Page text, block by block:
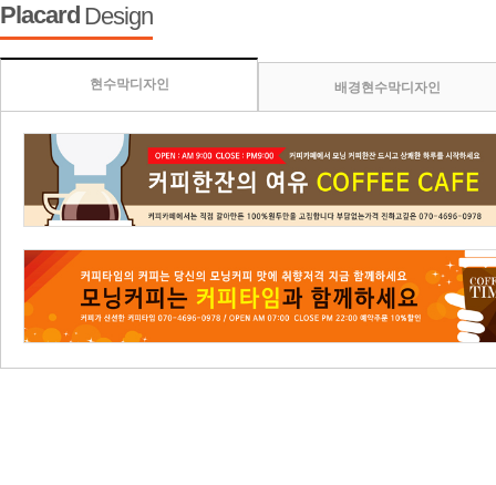
Placard Design
현수막디자인 배경현수막디자인